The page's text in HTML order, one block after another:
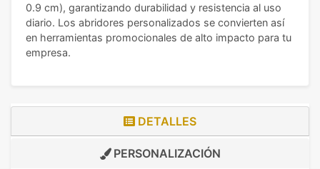
0.9 cm), garantizando durabilidad y resistencia al uso
diario. Los abridores personalizados se convierten así
en herramientas promocionales de alto impacto para tu
empresa.
DETALLES
PERSONALIZACIÓN